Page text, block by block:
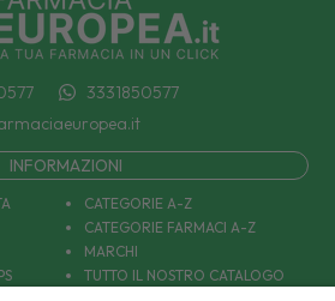
3331850577
INFORMAZIONI
CATEGORIE A-Z
CATEGORIE FARMACI A-Z
MARCHI
TUTTO IL NOSTRO CATALOGO